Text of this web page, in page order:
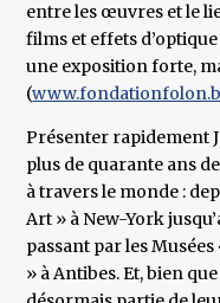
entre les œuvres et le
films et effets
une exposition forte,
(
Présenter rapidement
plus de quarante ans
à travers le monde :
Art » à New-York
passant par les
» à Antibes. Et, bien